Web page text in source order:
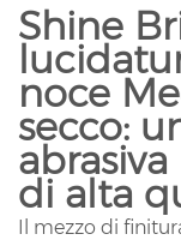
Shine
noce
secco:
di alta
Il mezzo di